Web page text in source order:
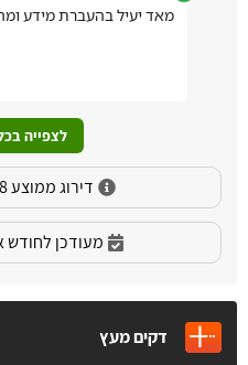
מאד יעיל בהעברת מידע
לצפייה
דירוג ממוצע 4.8 לפי 79 דירוגים
מעודכן לחודש
דקים מעץ